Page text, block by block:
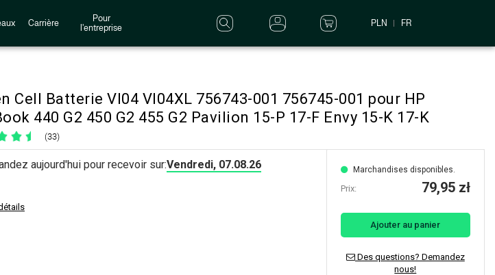
Carrière
Pour
l'entreprise
PLN FR
Cell Batterie VI04 VI04XL 756743-001 756745-001 pour HP
440 G2 450 G2 455 G2 Pavilion 15-P 17-F Envy 15-K 17-K
(33)
aujourd'hui pour recevoir sur:Vendredi, 07.08.26 Marchandises disponibles.
Prix: 79,95 zł
Ajouter au panier
Des questions? Demandez
nous!